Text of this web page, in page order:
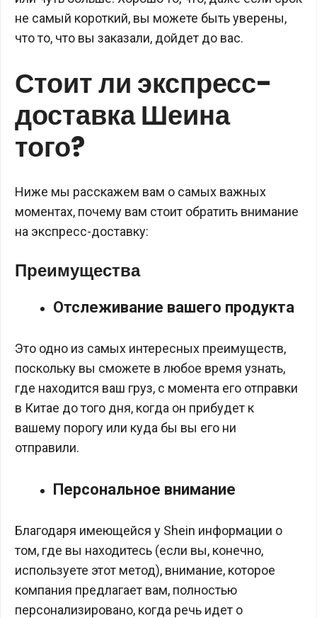
не самый короткий, вы можете быть уверены,
что то, что вы заказали, дойдет до вас.
Стоит ли экспресс-
доставка Шеина
того?
Ниже мы расскажем вам о самых важных
моментах, почему вам стоит обратить внимание
на экспресс-доставку:
Преимущества
Отслеживание вашего продукта
Это одно из самых интересных преимуществ,
поскольку вы сможете в любое время узнать,
где находится ваш груз, с момента его отправки
в Китае до того дня, когда он прибудет к
вашему порогу или куда бы вы его ни
отправили.
Персональное внимание
Благодаря имеющейся у Shein информации о
том, где вы находитесь (если вы, конечно,
используете этот метод), внимание, которое
компания предлагает вам, полностью
персонализировано, когда речь идет о